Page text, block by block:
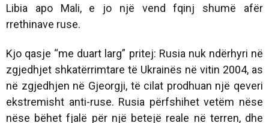
Libia apo Mali, e jo një vend fqinj shumë afër
rrethinave ruse.
Kjo qasje “me duart larg” pritej: Rusia nuk ndërhyri në
zgjedhjet shkatërrimtare të Ukrainës në vitin 2004, as
në zgjedhjen në Gjeorgji, të cilat prodhuan një qeveri
ekstremisht anti-ruse. Rusia përfshihet vetëm nëse
nëse bëhet fjalë për një betejë reale në terren, dhe